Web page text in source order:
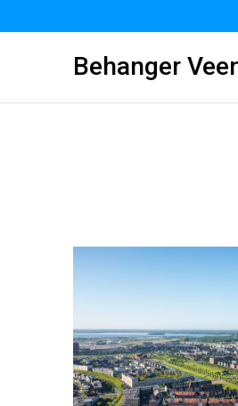
Behanger